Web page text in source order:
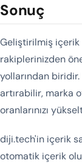
Sonuç
Geliştirilmiş içerik
rakiplerinizden
yollarından
artırabilir, marka
oranlarınızı
diji.tech'in içerik
otomatik içerik